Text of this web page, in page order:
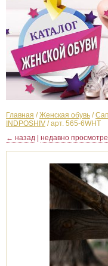
Главная /Женская обувь /
INDPOSHIV /арт. 565-6WHT
← назад
недавно